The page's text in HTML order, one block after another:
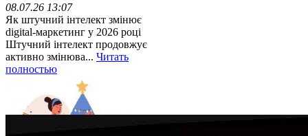
08.07.26 13:07
Як штучний інтелект змінює
digital-маркетинг у 2026 році
Штучний інтелект продовжує
активно змінюва... Читать
полностью